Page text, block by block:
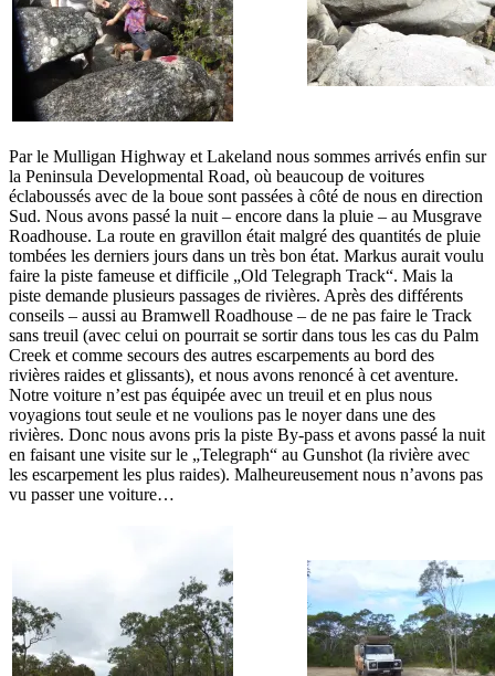
Par le Mulligan Highway et Lakeland nous sommes arrivés enfin sur
la Peninsula Developmental Road, où beaucoup de voitures
éclaboussés avec de la boue sont passées à côté de nous en direction
Sud. Nous avons passé la nuit – encore dans la pluie – au Musgrave
Roadhouse. La route en gravillon était malgré des quantités de pluie
tombées les derniers jours dans un très bon état. Markus aurait voulu
faire la piste fameuse et difficile „Old Telegraph Track“. Mais la
piste demande plusieurs passages de rivières. Après des différents
conseils – aussi au Bramwell Roadhouse – de ne pas faire le Track
sans treuil (avec celui on pourrait se sortir dans tous les cas du Palm
Creek et comme secours des autres escarpements au bord des
rivières raides et glissants), et nous avons renoncé à cet aventure.
Notre voiture n’est pas équipée avec un treuil et en plus nous
voyagions tout seule et ne voulions pas le noyer dans une des
rivières. Donc nous avons pris la piste By-pass et avons passé la nuit
en faisant une visite sur le „Telegraph“ au Gunshot (la rivière avec
les escarpement les plus raides). Malheureusement nous n’avons pas
vu passer une voiture…